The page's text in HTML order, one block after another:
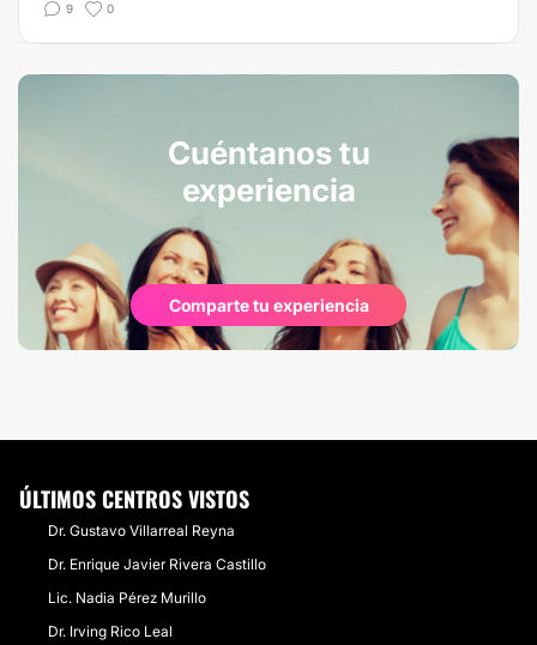
9 0
Cuéntanos tu
experiencia
Comparte tu experiencia
ÚLTIMOS CENTROS VISTOS
Dr. Gustavo Villarreal Reyna
Dr. Enrique Javier Rivera Castillo
Lic. Nadia Pérez Murillo
Dr. Irving Rico Leal